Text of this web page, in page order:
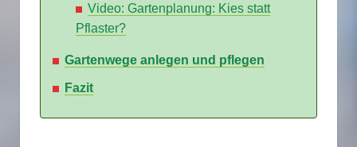
Video: Gartenplanung: Kies statt
Pflaster?
Gartenwege anlegen und pflegen
Fazit